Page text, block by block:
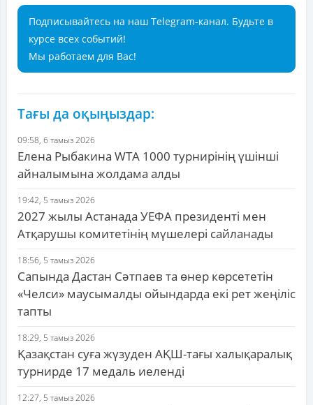
Подписывайтесь на наш Telegram-канал. Будьте в
курсе всех событий!
Мы работаем для Вас!
Тағы да оқыңыздар:
09:58, 6 тамыз 2026
Елена Рыбакина WTA 1000 турнирінің үшінші
айналымына жолдама алды
19:42, 5 тамыз 2026
2027 жылы Астанада УЕФА президенті мен
Атқарушы комитетінің мүшелері сайланады
18:56, 5 тамыз 2026
Сапында Дастан Сәтпаев та өнер көрсететін
«Челси» маусымалды ойындарда екі рет жеңіліс
тапты
18:29, 5 тамыз 2026
Қазақстан суға жүзуден АҚШ-тағы халықаралық
турнирде 17 медаль иеленді
12:27, 5 тамыз 2026